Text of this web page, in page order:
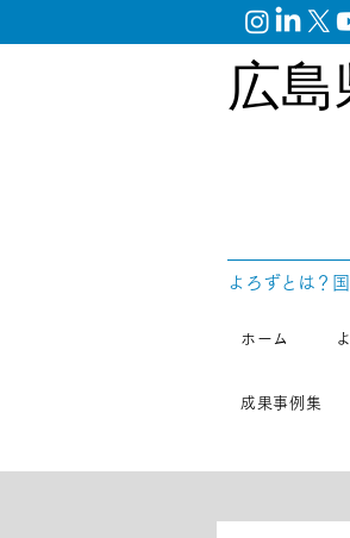
広
よろずとは？
ホーム
成果事例集